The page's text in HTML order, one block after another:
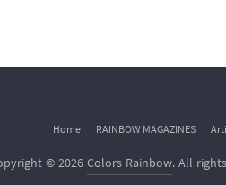
Home RAINBOW MAGAZINES
© 2026Colors Rainbow. All